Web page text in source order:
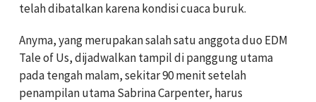
telah dibatalkan karena kondisi cuaca buruk.
Anyma, yang merupakan salah satu anggota duo EDM
Tale of Us, dijadwalkan tampil di panggung utama
pada tengah malam, sekitar 90 menit setelah
penampilan utama Sabrina Carpenter, harus